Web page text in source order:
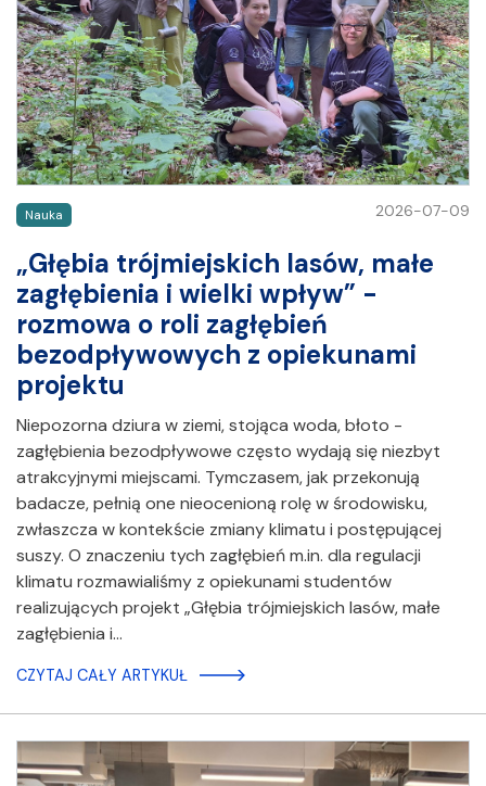
Nauka 2026-07-09
„Głębia trójmiejskich lasów, małe
zagłębienia i wielki wpływ” -
rozmowa o roli zagłębień
bezodpływowych z opiekunami
projektu
Niepozorna dziura w ziemi, stojąca woda, błoto -
zagłębienia bezodpływowe często wydają się niezbyt
atrakcyjnymi miejscami. Tymczasem, jak przekonują
badacze, pełnią one nieocenioną rolę w środowisku,
zwłaszcza w kontekście zmiany klimatu i postępującej
suszy. O znaczeniu tych zagłębień m.in. dla regulacji
klimatu rozmawialiśmy z opiekunami studentów
realizujących projekt „Głębia trójmiejskich lasów, małe
zagłębienia i…
CZYTAJ CAŁY ARTYKUŁ